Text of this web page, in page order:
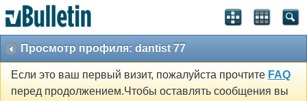
Просмотр профиля: dantist 77
Если это ваш первый визит, пожалуйста прочтите FAQ
перед продолжением.Чтобы оставлять сообщения вы